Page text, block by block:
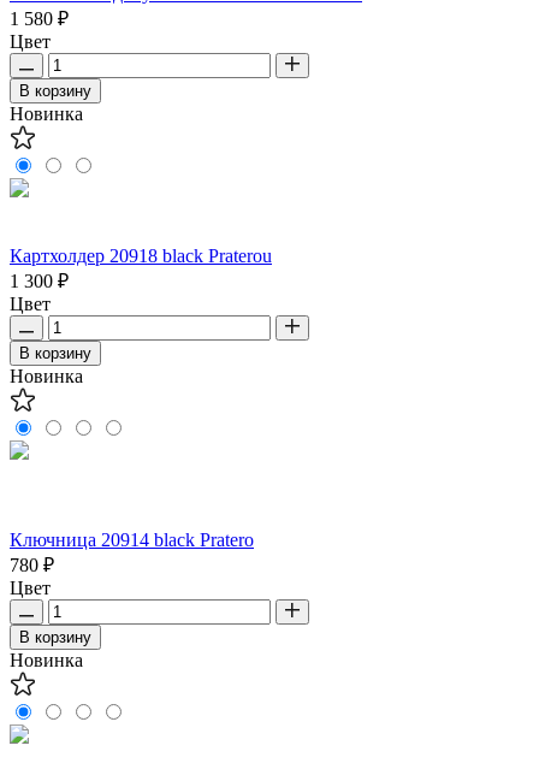
1 580 ₽
Цвет
В корзину
Новинка
Картхолдер 20918 black Praterou
1 300 ₽
Цвет
В корзину
Новинка
Ключница 20914 black Pratero
780 ₽
Цвет
В корзину
Новинка